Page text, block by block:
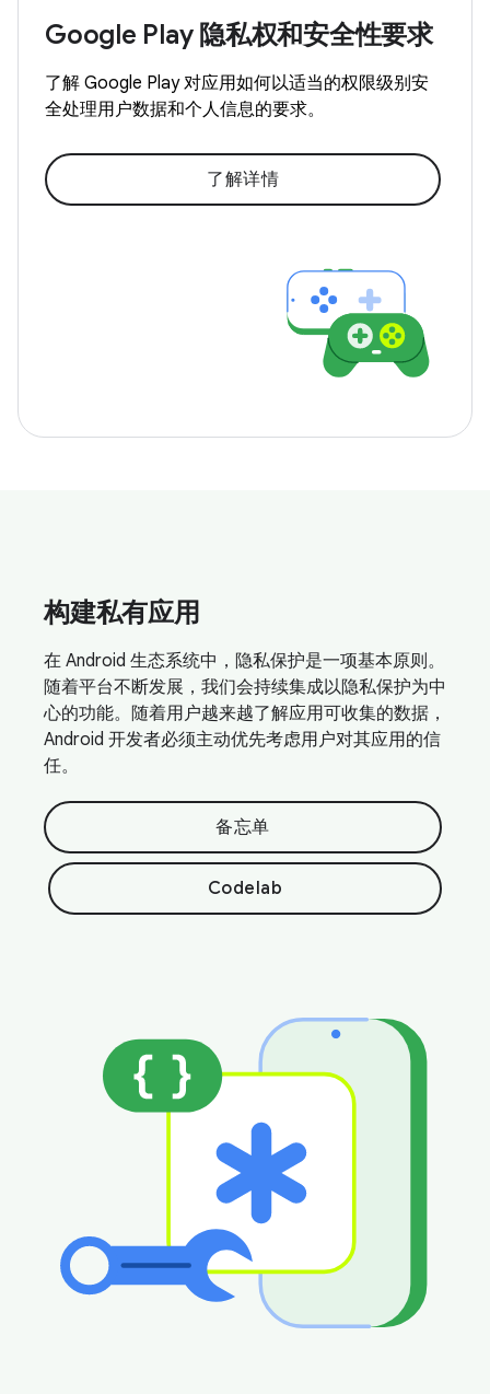
Google Play 隐私权和安全性要求
了解 Google Play 对应用如何以适当的权限级别安
全处理用户数据和个人信息的要求。
了解详情
构建私有应用
在 Android 生态系统中，隐私保护是一项基本原则。
随着平台不断发展，我们会持续集成以隐私保护为中
心的功能。随着用户越来越了解应用可收集的数据，
Android 开发者必须主动优先考虑用户对其应用的信
任。
备忘单
Codelab